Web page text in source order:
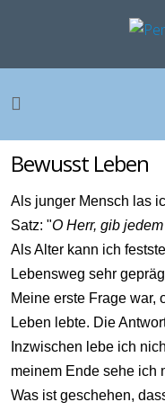
Bewusst Leben
Als junger Mensch las
Satz: "O Herr, gib
Als Alter kann ich
Lebensweg sehr
Meine erste Frage war,
Leben lebte. Die
Inzwischen lebe ich
meinem Ende sehe ich
Was ist geschehen,